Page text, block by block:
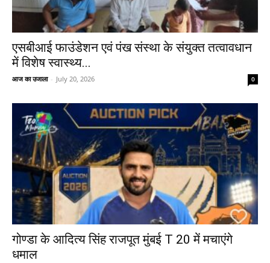
एसबीआई फाउंडेशन एवं पंख संस्था के संयुक्त तत्वावधान
में विशेष स्वास्थ्य...
आज का उजाला - July 20, 2026 0
गोण्डा के आदित्य सिंह राजपूत मुंबई T 20 में मचाएंगे
धमाल